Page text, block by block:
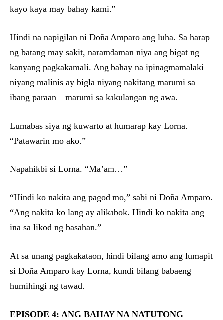
kayo kaya may bahay kami.”
Hindi na napigilan ni Doña Amparo ang luha. Sa harap
ng batang may sakit, naramdaman niya ang bigat ng
kanyang pagkakamali. Ang bahay na ipinagmamalaki
niyang malinis ay bigla niyang nakitang marumi sa
ibang paraan—marumi sa kakulangan ng awa.
Lumabas siya ng kuwarto at humarap kay Lorna.
“Patawarin mo ako.”
Napahikbi si Lorna. “Ma’am…”
“Hindi ko nakita ang pagod mo,” sabi ni Doña Amparo.
“Ang nakita ko lang ay alikabok. Hindi ko nakita ang
ina sa likod ng basahan.”
At sa unang pagkakataon, hindi bilang amo ang lumapit
si Doña Amparo kay Lorna, kundi bilang babaeng
humihingi ng tawad.
EPISODE 4: ANG BAHAY NA NATUTONG